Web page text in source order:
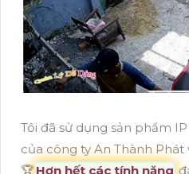
Tôi đã sử dụng sản phẩm
của công ty An Thành Phát
️🏆 Hơn hết các tính năng